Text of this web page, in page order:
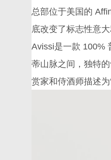
总部位于美国的
底改变了标志性意
Avissi是一款 100%
蒂山脉之间，独特
赏家和侍酒师描述为